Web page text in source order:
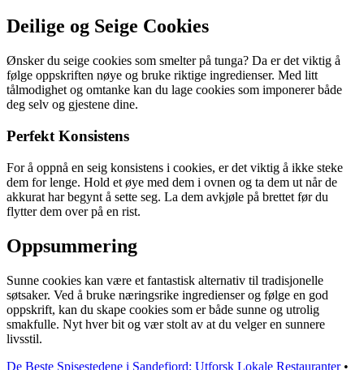
Deilige og Seige Cookies
Ønsker du seige cookies som smelter på tunga? Da er det viktig å
følge oppskriften nøye og bruke riktige ingredienser. Med litt
tålmodighet og omtanke kan du lage cookies som imponerer både
deg selv og gjestene dine.
Perfekt Konsistens
For å oppnå en seig konsistens i cookies, er det viktig å ikke steke
dem for lenge. Hold et øye med dem i ovnen og ta dem ut når de
akkurat har begynt å sette seg. La dem avkjøle på brettet før du
flytter dem over på en rist.
Oppsummering
Sunne cookies kan være et fantastisk alternativ til tradisjonelle
søtsaker. Ved å bruke næringsrike ingredienser og følge en god
oppskrift, kan du skape cookies som er både sunne og utrolig
smakfulle. Nyt hver bit og vær stolt av at du velger en sunnere
livsstil.
De Beste Spisestedene i Sandefjord: Utforsk Lokale Restauranter•